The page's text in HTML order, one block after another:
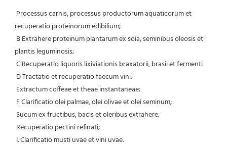
recuperatio proteinorum edibilium;
plantis leguminosis;
C Recuperatio liquoris lixiviationis braxatorii, brasii et fermenti
D Tractatio et recuperatio faecum vini;
Extractum coffeae et theae instantaneae;
F Clarificatio olei palmae, olei olivae et olei seminum;
Sucum ex fructibus, bacis et oleribus extrahere;
Recuperatio pectini refinati;
I. Clarificatio musti uvae et vini uvae.